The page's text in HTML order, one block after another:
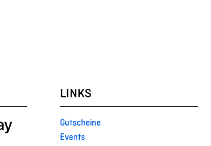
LINKS
Gutscheine
Events